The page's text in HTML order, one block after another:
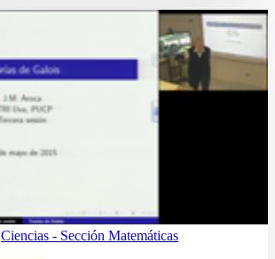
Ciencias - Sección Matemáticas